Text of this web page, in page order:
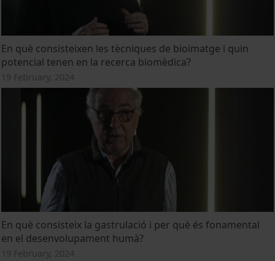
En què consisteixen les tècniques de bioimatge i quin
potencial tenen en la recerca biomèdica?
19 February, 2024
En què consisteix la gastrulació i per què és fonamental
en el desenvolupament humà?
19 February, 2024